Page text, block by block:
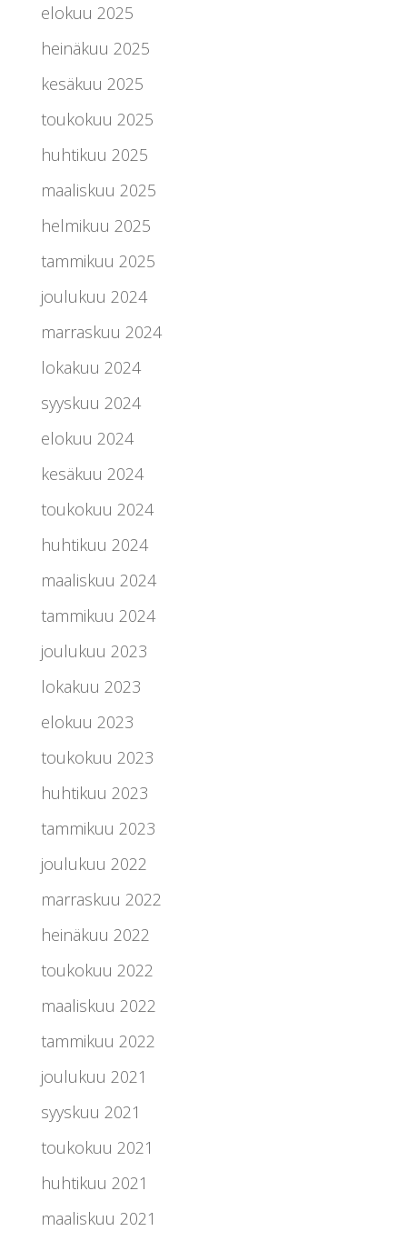
elokuu 2025
heinäkuu 2025
kesäkuu 2025
toukokuu 2025
huhtikuu 2025
maaliskuu 2025
helmikuu 2025
tammikuu 2025
joulukuu 2024
marraskuu 2024
lokakuu 2024
syyskuu 2024
elokuu 2024
kesäkuu 2024
toukokuu 2024
huhtikuu 2024
maaliskuu 2024
tammikuu 2024
joulukuu 2023
lokakuu 2023
elokuu 2023
toukokuu 2023
huhtikuu 2023
tammikuu 2023
joulukuu 2022
marraskuu 2022
heinäkuu 2022
toukokuu 2022
maaliskuu 2022
tammikuu 2022
joulukuu 2021
syyskuu 2021
toukokuu 2021
huhtikuu 2021
maaliskuu 2021